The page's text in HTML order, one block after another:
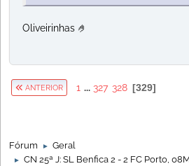
Oliveirinhas 🤌
ANTERIOR 1 ... 327 328 329
Fórum ► Geral
► CN 25ª J: SL Benfica 2 - 2 FC Porto,